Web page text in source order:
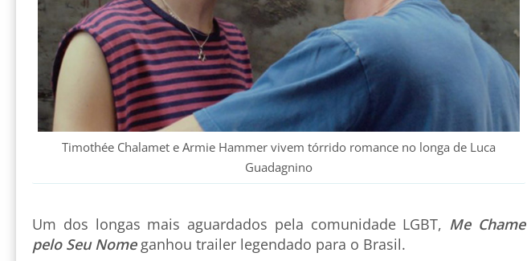
Timothée Chalamet e Armie Hammer vivem tórrido romance no longa de Luca
Guadagnino
Um dos longas mais aguardados pela comunidade LGBT, Me Chame
pelo Seu Nomeganhou trailer legendado para o Brasil.